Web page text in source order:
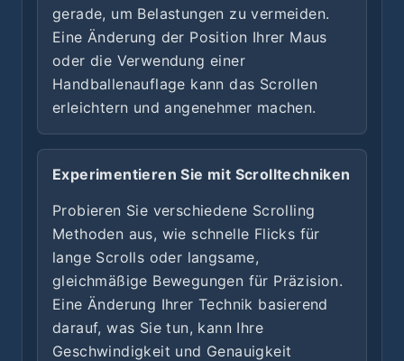
gerade, um Belastungen zu vermeiden.
Eine Änderung der Position Ihrer Maus
oder die Verwendung einer
Handballenauflage kann das Scrollen
erleichtern und angenehmer machen.
Experimentieren Sie mit Scrolltechniken
Probieren Sie verschiedene Scrolling
Methoden aus, wie schnelle Flicks für
lange Scrolls oder langsame,
gleichmäßige Bewegungen für Präzision.
Eine Änderung Ihrer Technik basierend
darauf, was Sie tun, kann Ihre
Geschwindigkeit und Genauigkeit